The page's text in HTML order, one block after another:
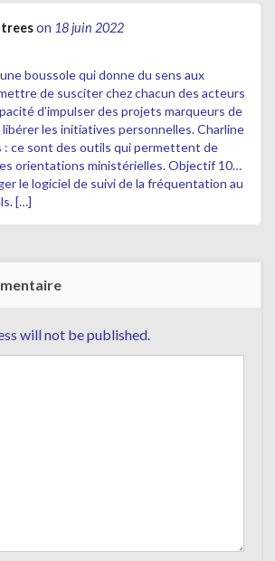
on 18 juin 2022
boussole qui donne du sens aux
de susciter chez chacun des acteurs
d’impulser des projets marqueurs de
les initiatives personnelles. Charline
: ce sont des outils qui permettent de
orientations ministérielles. Objectif 10…
le logiciel de suivi de la fréquentation au
[…]
will not be published.